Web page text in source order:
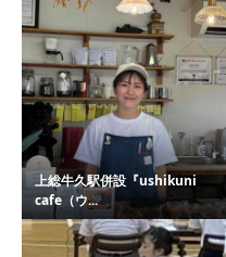
上総牛久駅併設『ushikuni
cafe（ウ...